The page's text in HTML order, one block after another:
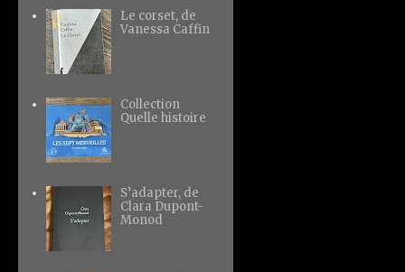
Le corset, de
Vanessa Caffin
Collection
Quelle histoire
S’adapter, de
Clara Dupont-
Monod